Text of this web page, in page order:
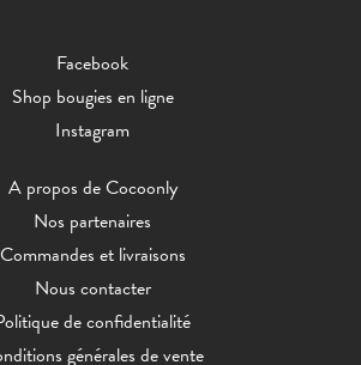
Facebook
Shop bougies en ligne
Instagram
A propos de Cocoonly
Nos partenaires
Commandes et livraisons
Nous contacter
de confidentialité
générales de vente